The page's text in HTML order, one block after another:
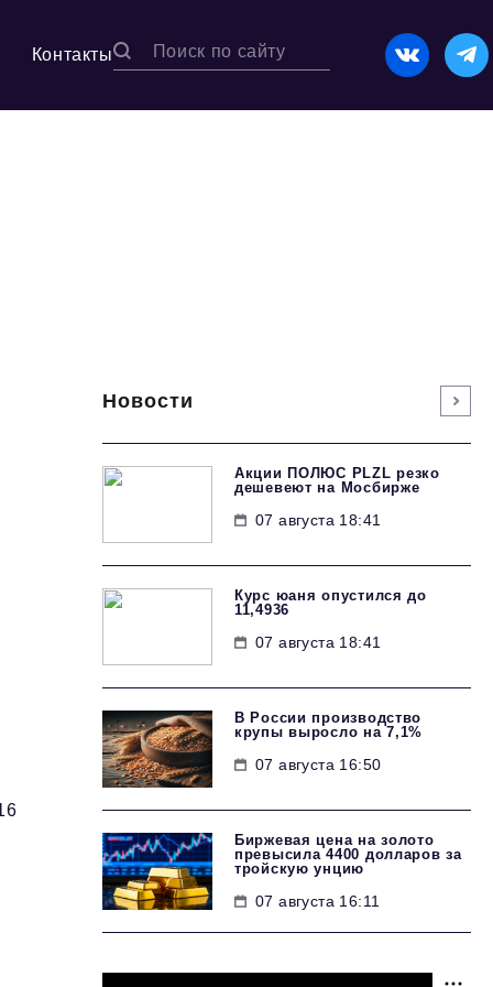
Контакты
Новости
Акции ПОЛЮС PLZL резко
дешевеют на Мосбирже
07 августа 18:41
Курс юаня опустился до
11,4936
07 августа 18:41
В России производство
крупы выросло на 7,1%
07 августа 16:50
Биржевая цена на золото
превысила 4400 долларов за
тройскую унцию
07 августа 16:11